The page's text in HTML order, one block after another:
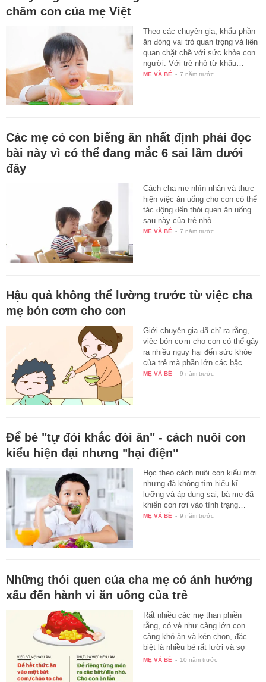
chăm con của mẹ Việt
Theo các chuyên gia, khẩu phần
ăn đóng vai trò quan trọng và liên
quan chặt chẽ với sức khỏe con
người. Với trẻ nhỏ từ khẩu…
MẸ VÀ BÉ - 7 năm trước
Các mẹ có con biếng ăn nhất định phải đọc
bài này vì có thể đang mắc 6 sai lầm dưới
đây
Cách cha mẹ nhìn nhận và thực
hiện việc ăn uống cho con có thể
tác động đến thói quen ăn uống
sau này của trẻ nhỏ.
MẸ VÀ BÉ - 7 năm trước
Hậu quả không thể lường trước từ việc cha
mẹ bón cơm cho con
Giới chuyên gia đã chỉ ra rằng,
việc bón cơm cho con có thể gây
ra nhiều nguy hại đến sức khỏe
của trẻ mà phần lớn các bậc…
MẸ VÀ BÉ - 9 năm trước
Để bé "tự đói khắc đòi ăn" - cách nuôi con
kiểu hiện đại nhưng "hại điện"
Học theo cách nuôi con kiểu mới
nhưng đã không tìm hiểu kĩ
lưỡng và áp dụng sai, bà mẹ đã
khiến con rơi vào tình trạng…
MẸ VÀ BÉ - 9 năm trước
Những thói quen của cha mẹ có ảnh hưởng
xấu đến hành vi ăn uống của trẻ
Rất nhiều các mẹ than phiền
rằng, có vẻ như càng lớn con
càng khó ăn và kén chọn, đặc
biệt là nhiều bé rất lười và sợ
ăn…
MẸ VÀ BÉ - 10 năm trước